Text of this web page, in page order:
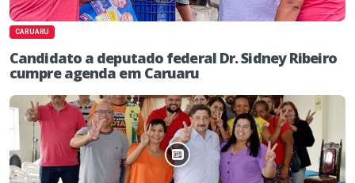
CARUARU
Candidato a deputado federal Dr. Sidney Ribeiro
cumpre agenda em Caruaru